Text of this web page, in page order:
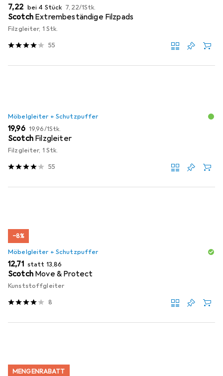
EUR
7,22 bei 4 Stück EUR
7,22/1Stk.
Scotch Extrembeständige Filzpads
Filzgleiter, 1 Stk.
55
Möbelgleiter + Schutzpuffer
EUR
19,96 EUR
19,96/1Stk.
Scotch Filzgleiter
Filzgleiter, 1 Stk.
55
−8%
Möbelgleiter + Schutzpuffer
EUR
12,71 statt EUR
13,86
Scotch Move & Protect
Kunststoffgleiter
8
MENGENRABATT